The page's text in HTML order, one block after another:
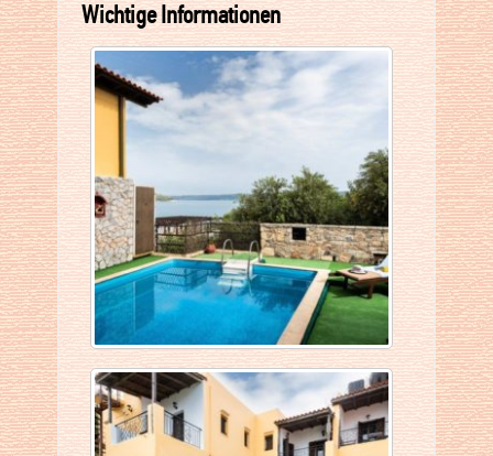
Wichtige Informationen